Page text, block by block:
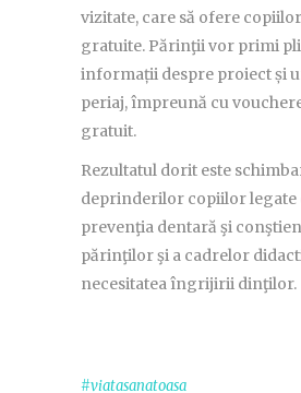
vizitate, care să ofere
gratuite. Părinţii vor primi
informații despre proiect și
periaj, împreună cu
gratuit.
Rezultatul dorit este
deprinderilor copiilor legate
prevenţia dentară şi
părinţilor şi a cadrelor
necesitatea îngrijirii dinţilor.
#viatasanatoasa